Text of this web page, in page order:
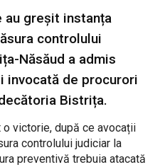
au greșit instanța
controlului
Năsăud a admis
invocată de procurori
Bistrița.
victorie, după ce avocații
controlului judiciar la
preventivă trebuia atacată